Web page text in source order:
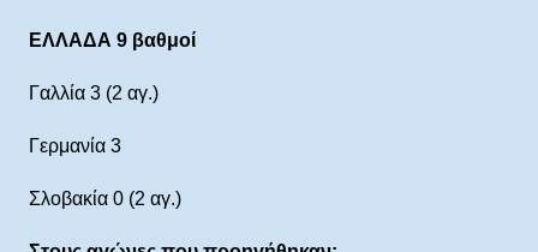
ΕΛΛΑΔΑ 9 βαθμοί
Γαλλία 3 (2 αγ.)
Γερμανία 3
Σλοβακία 0 (2 αγ.)